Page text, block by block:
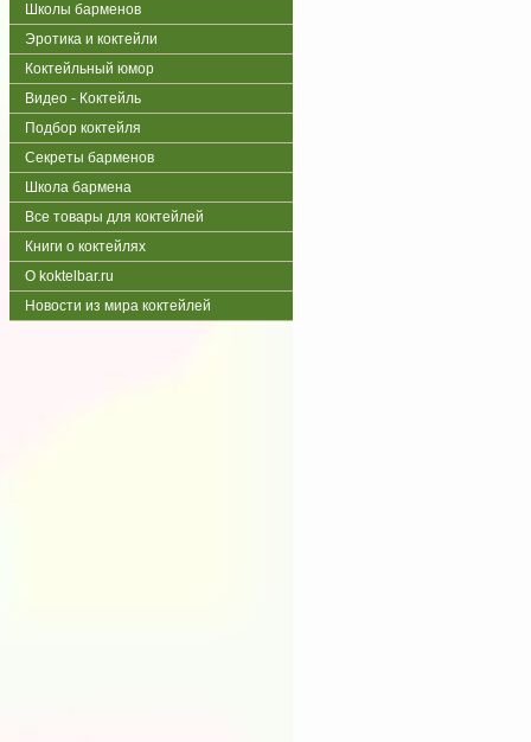
Школы барменов
Эротика и коктейли
Коктейльный юмор
Видео - Коктейль
Подбор коктейля
Секреты барменов
Школа бармена
Все товары для коктейлей
Книги о коктейлях
О koktelbar.ru
Новости из мира коктейлей